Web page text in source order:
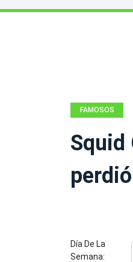
FAMOSOS
Squid
Día De La
Semana: